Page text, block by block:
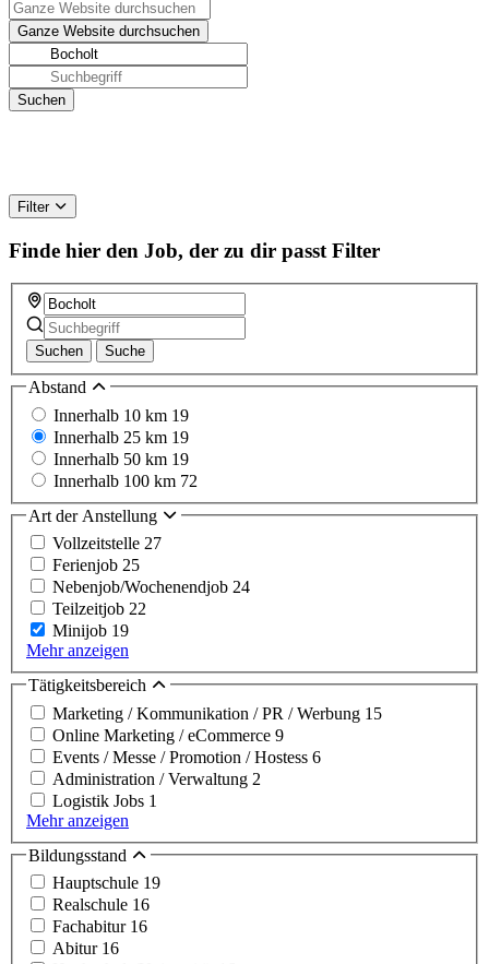
Filter
Finde hier den Job, der zu dir passt Filter
Suchen Suche
Abstand
Innerhalb 10 km 19
Innerhalb 25 km 19
Innerhalb 50 km 19
Innerhalb 100 km 72
Art der Anstellung
Vollzeitstelle 27
Ferienjob 25
Nebenjob/Wochenendjob 24
Teilzeitjob 22
Minijob 19
Mehr anzeigen
Tätigkeitsbereich
Marketing / Kommunikation / PR / Werbung 15
Online Marketing / eCommerce 9
Events / Messe / Promotion / Hostess 6
Administration / Verwaltung 2
Logistik Jobs 1
Mehr anzeigen
Bildungsstand
Hauptschule 19
Realschule 16
Fachabitur 16
Abitur 16